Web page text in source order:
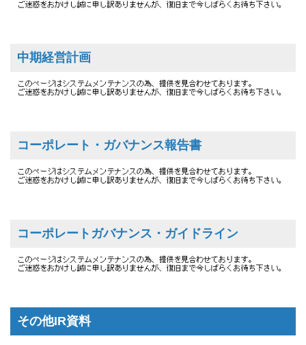
中期経営計画
コーポレート・ガバナンス報告書
コーポレートガバナンス・ガイドライン
その他IR資料